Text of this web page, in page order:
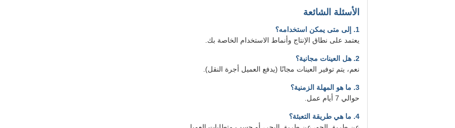
الأسئلة الشائعة
1. إلى متى يمكن استخدامه؟
يعتمد على نطاق الإنتاج وأنماط الاستخدام الخاصة بك.
2. هل العينات مجانية؟
نعم، يتم توفير العينات مجانًا (يدفع العميل أجرة النقل).
3. ما هو المهلة الزمنية؟
حوالي 7 أيام عمل.
4. ما هي طريقة التعبئة؟